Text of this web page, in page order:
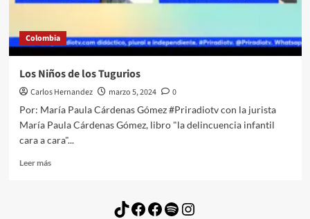
Colombia
Los Niños de los Tugurios
Carlos Hernandez marzo 5, 2024
0
Por: María Paula Cárdenas Gómez #Priradiotv con la jurista
María Paula Cárdenas Gómez, libro "la delincuencia infantil
cara a cara"...
Leer másLeer
TikTok
Facebook
Facebook
Spotify
Instagram